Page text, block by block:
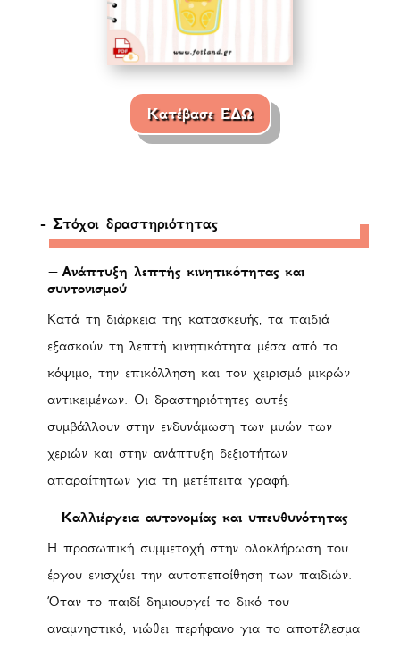
Κατέβασε ΕΔΩ
- Στόχοι δραστηριότητας
– Ανάπτυξη λεπτής κινητικότητας και
συντονισμού
Κατά τη διάρκεια της κατασκευής, τα παιδιά
εξασκούν τη λεπτή κινητικότητα μέσα από το
κόψιμο, την επικόλληση και τον χειρισμό μικρών
αντικειμένων. Οι δραστηριότητες αυτές
συμβάλλουν στην ενδυνάμωση των μυών των
χεριών και στην ανάπτυξη δεξιοτήτων
απαραίτητων για τη μετέπειτα γραφή.
– Καλλιέργεια αυτονομίας και υπευθυνότητας
Η προσωπική συμμετοχή στην ολοκλήρωση του
έργου ενισχύει την αυτοπεποίθηση των παιδιών.
Όταν το παιδί δημιουργεί το δικό του
αναμνηστικό, νιώθει περήφανο για το αποτέλεσμα